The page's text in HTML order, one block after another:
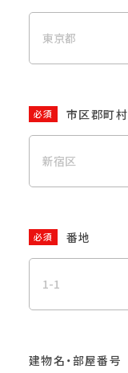
必須 市区郡町村
必須 番地
建物名・部屋番号